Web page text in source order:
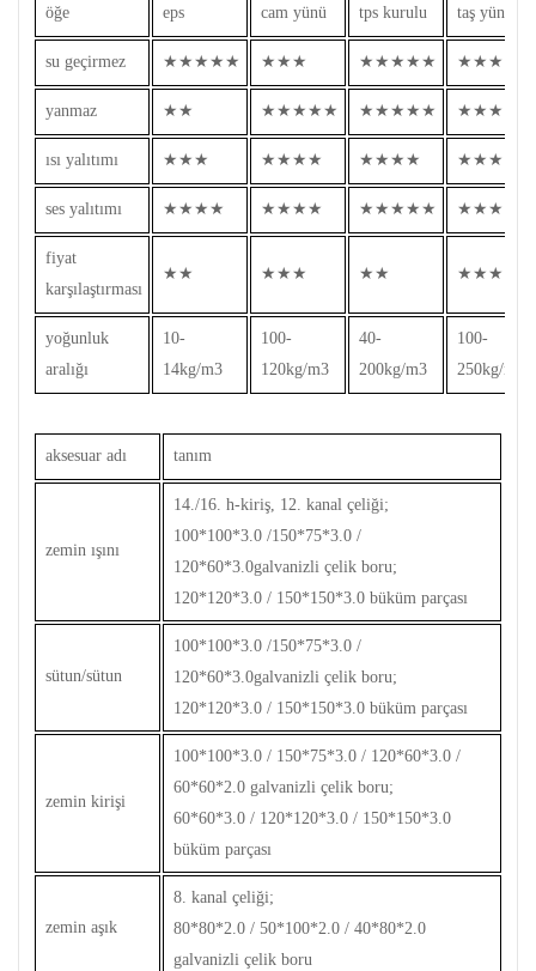
öğe eps cam yünü tps kurulu taş yünü
su geçirmez ★★★★★ ★★★ ★★★★★ ★★★
yanmaz ★★ ★★★★★ ★★★★★ ★★★★★
ısı yalıtımı ★★★ ★★★★ ★★★★ ★★★★
ses yalıtımı ★★★★ ★★★★ ★★★★★ ★★★★
fiyat
karşılaştırması
★★ ★★★ ★★ ★★★★
yoğunluk
aralığı
10-
14kg/m3
100-
120kg/m3
40-
200kg/m3
100-
250kg/m3
aksesuar adı tanım
zemin ışını
14./16. h-kiriş, 12. kanal çeliği;
100*100*3.0 /150*75*3.0 /
120*60*3.0galvanizli çelik boru;
120*120*3.0 / 150*150*3.0 büküm parçası
sütun/sütun
100*100*3.0 /150*75*3.0 /
120*60*3.0galvanizli çelik boru;
120*120*3.0 / 150*150*3.0 büküm parçası
zemin kirişi
100*100*3.0 / 150*75*3.0 / 120*60*3.0 /
60*60*2.0 galvanizli çelik boru;
60*60*3.0 / 120*120*3.0 / 150*150*3.0
büküm parçası
zemin aşık
8. kanal çeliği;
80*80*2.0 / 50*100*2.0 / 40*80*2.0
galvanizli çelik boru